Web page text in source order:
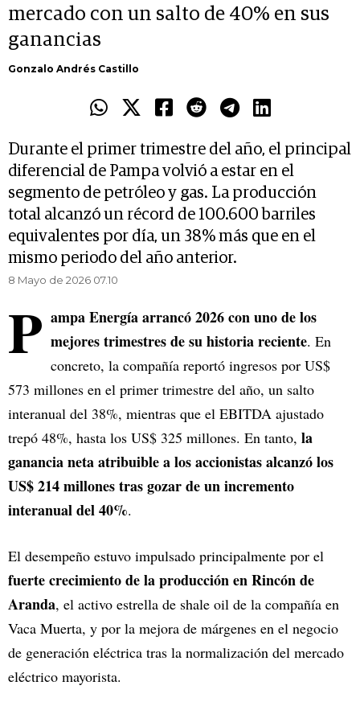
mercado con un salto de 40% en sus
ganancias
Gonzalo Andrés Castillo
Durante el primer trimestre del año, el principal
diferencial de Pampa volvió a estar en el
segmento de petróleo y gas. La producción
total alcanzó un récord de 100.600 barriles
equivalentes por día, un 38% más que en el
mismo periodo del año anterior.
8 Mayo de 2026 07.10
P ampa Energía arrancó 2026 con uno de los
mejores trimestres de su historia reciente. En
concreto, la compañía reportó ingresos por US$
573 millones en el primer trimestre del año, un salto
interanual del 38%, mientras que el EBITDA ajustado
trepó 48%, hasta los US$ 325 millones. En tanto, la
ganancia neta atribuible a los accionistas alcanzó los
US$ 214 millones tras gozar de un incremento
interanual del 40%.
El desempeño estuvo impulsado principalmente por el
fuerte crecimiento de la producción en Rincón de
Aranda, el activo estrella de shale oil de la compañía en
Vaca Muerta, y por la mejora de márgenes en el negocio
de generación eléctrica tras la normalización del mercado
eléctrico mayorista.